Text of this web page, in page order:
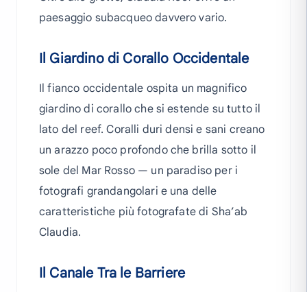
paesaggio subacqueo davvero vario.
Il Giardino di Corallo Occidentale
Il fianco occidentale ospita un magnifico
giardino di corallo che si estende su tutto il
lato del reef. Coralli duri densi e sani creano
un arazzo poco profondo che brilla sotto il
sole del Mar Rosso — un paradiso per i
fotografi grandangolari e una delle
caratteristiche più fotografate di Sha’ab
Claudia.
Il Canale Tra le Barriere